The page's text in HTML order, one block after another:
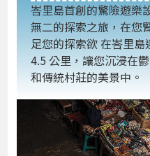
峇里島首創的驚險遊樂
無二的探索之旅，在您
足您的探索欲 在峇里
4.5 公里，讓您沉浸在
和傳統村莊的美景中。